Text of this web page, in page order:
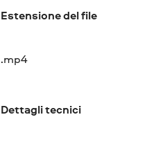
Estensione del file
.mp4
Dettagli tecnici